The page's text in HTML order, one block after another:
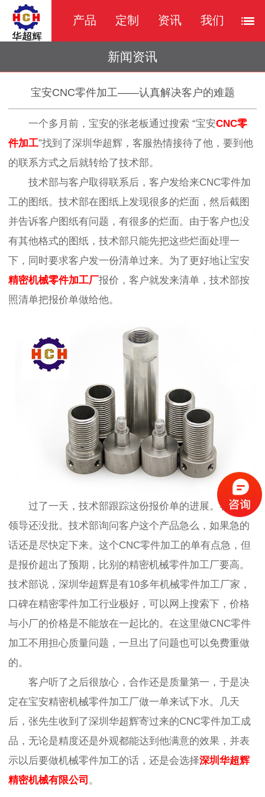
产品 定制 资讯 我们
新闻资讯
宝安CNC零件加工——认真解决客户的难题
一个多月前，宝安的张老板通过搜索 “宝安CNC零
件加工”找到了深圳华超辉，客服热情接待了他，要到他
的联系方式之后就转给了技术部。
技术部与客户取得联系后，客户发给来CNC零件加
工的图纸。技术部在图纸上发现很多的烂面，然后截图
并告诉客户图纸有问题，有很多的烂面。由于客户也没
有其他格式的图纸，技术部只能先把这些烂面处理一
下，同时要求客户发一份清单过来。为了更好地让宝安
精密机械零件加工厂报价，客户就发来清单，技术部按
照清单把报价单做给他。
过了一天，技术部跟踪这份报价单的进展。客户说
领导还没批。技术部询问客户这个产品急么，如果急的
话还是尽快定下来。这个CNC零件加工的单有点急，但
是报价超出了预期，比别的精密机械零件加工厂要高。
技术部说， 深圳华超辉是有10多年机械零件加工厂家，
口碑在精密零件加工行业极好，可以网上搜索下，价格
与小厂的价格是不能放在一起比的。在这里做CNC零件
加工不用担心质量问题，一旦出了问题也可以免费重做
的。
客户听了之后很放心，合作还是质量第一，于是决
定在宝安精密机械零件加工厂做一单来试下水。几天
后，张先生收到了深圳华超辉寄过来的CNC零件加工成
品，无论是精度还是外观都能达到他满意的效果，并表
示以后要做机械零件加工的话，还是会选择深圳华超辉
精密机械有限公司 。